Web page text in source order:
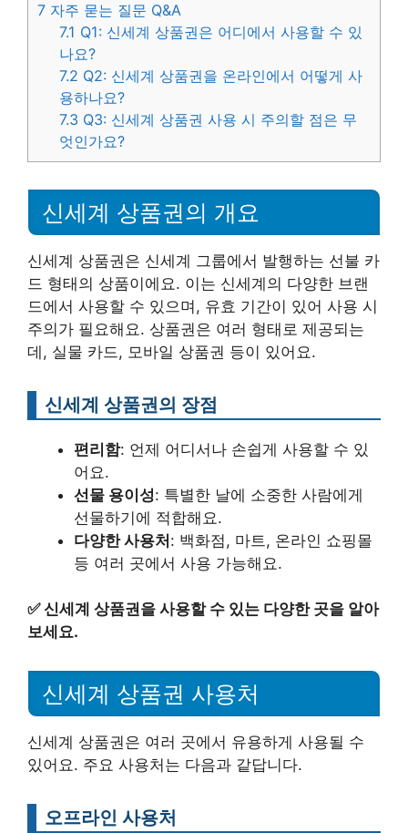
7 자주 묻는 질문 Q&A
7.1 Q1: 신세계 상품권은 어디에서 사용할 수 있
나요?
7.2 Q2: 신세계 상품권을 온라인에서 어떻게 사
용하나요?
7.3 Q3: 신세계 상품권 사용 시 주의할 점은 무
엇인가요?
신세계 상품권의 개요
신세계 상품권은 신세계 그룹에서 발행하는 선불 카
드 형태의 상품이에요. 이는 신세계의 다양한 브랜
드에서 사용할 수 있으며, 유효 기간이 있어 사용 시
주의가 필요해요. 상품권은 여러 형태로 제공되는
데, 실물 카드, 모바일 상품권 등이 있어요.
신세계 상품권의 장점
편리함: 언제 어디서나 손쉽게 사용할 수 있
어요.
선물 용이성: 특별한 날에 소중한 사람에게
선물하기에 적합해요.
다양한 사용처: 백화점, 마트, 온라인 쇼핑몰
등 여러 곳에서 사용 가능해요.
✅신세계 상품권을 사용할 수 있는 다양한 곳을 알아
보세요.
신세계 상품권 사용처
신세계 상품권은 여러 곳에서 유용하게 사용될 수
있어요. 주요 사용처는 다음과 같답니다.
오프라인 사용처